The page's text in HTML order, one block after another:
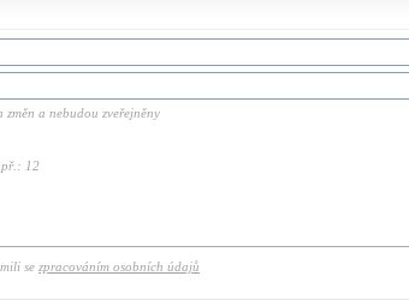
a nebudou zveřejněny
12
se zpracováním osobních údajů